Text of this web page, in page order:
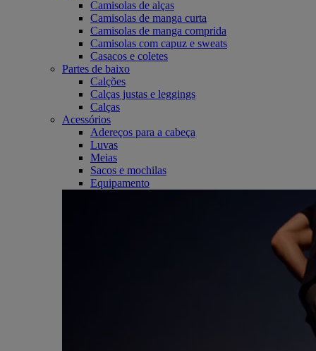
Camisolas de alças
Camisolas de manga curta
Camisolas de manga comprida
Camisolas com capuz e sweats
Casacos e coletes
Partes de baixo
Calções
Calças justas e leggings
Calças
Acessórios
Adereços para a cabeça
Luvas
Meias
Sacos e mochilas
Equipamento